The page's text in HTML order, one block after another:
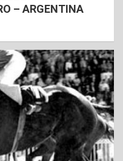
– ARGENTINA